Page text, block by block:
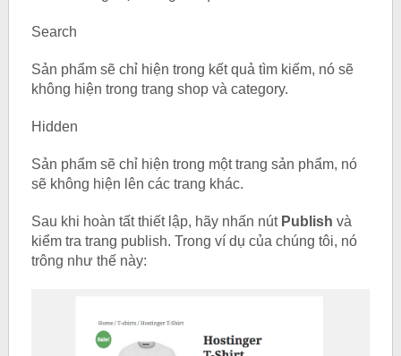
Search
Sản phẩm sẽ chỉ hiện trong kết quả tìm kiếm, nó sẽ
không hiện trong trang shop và category.
Hidden
Sản phẩm sẽ chỉ hiện trong một trang sản phẩm, nó
sẽ không hiện lên các trang khác.
Sau khi hoàn tất thiết lập, hãy nhấn nút Publish và
kiểm tra trang publish. Trong ví dụ của chúng tôi, nó
trông như thế này: